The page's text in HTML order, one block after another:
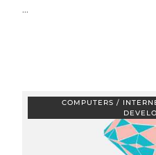
...
COMPUTERS /